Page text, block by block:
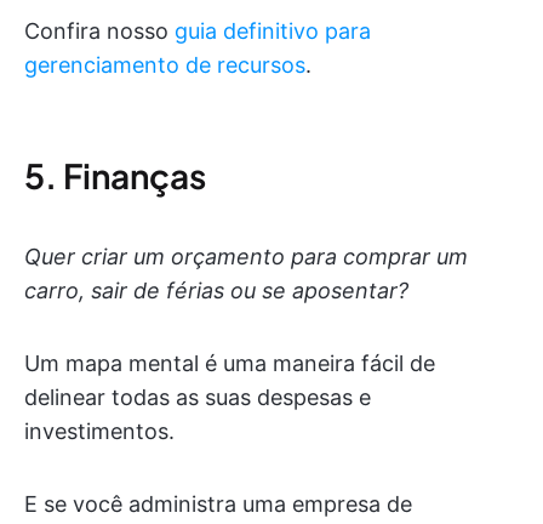
Confira nosso guia definitivo para
gerenciamento de recursos.
5. Finanças
Quer criar um orçamento para comprar um
carro, sair de férias ou se aposentar?
Um mapa mental é uma maneira fácil de
delinear todas as suas despesas e
investimentos.
E se você administra uma empresa de